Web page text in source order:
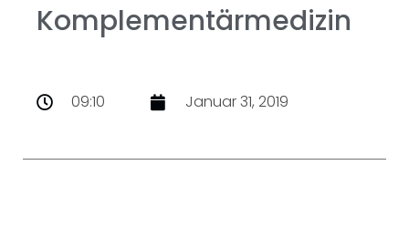
Komplementärmedizin
09:10 Januar 31, 2019